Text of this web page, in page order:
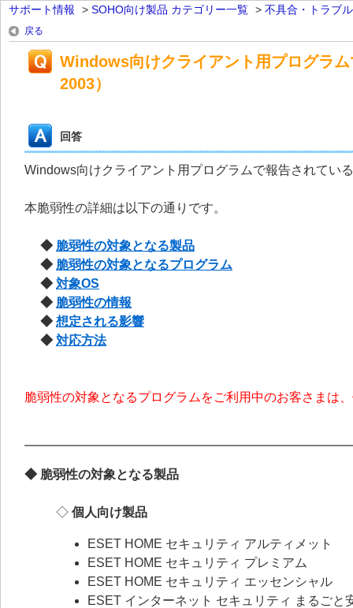
サポート情報 > SOHO向け製品 カテゴリー一覧 > 不具合・トラブル
戻る
Windows向けクライアント用プログラ
2003）
回答
Windows向けクライアント用プログラムで報告されてい
本脆弱性の詳細は以下の通りです。
◆ 脆弱性の対象となる製品
◆ 脆弱性の対象となるプログラム
◆ 対象OS
◆ 脆弱性の情報
◆ 想定される影響
◆ 対応方法
脆弱性の対象となるプログラムをご利用中のお客さまは
◆ 脆弱性の対象となる製品
◇ 個人向け製品
ESET HOME セキュリティ アルティメット
ESET HOME セキュリティ プレミアム
ESET HOME セキュリティ エッセンシャル
ESET インターネット セキュリティ まるごと